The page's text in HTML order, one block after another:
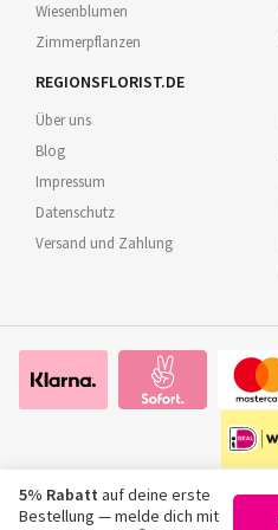
Wiesenblumen
Zimmerpflanzen
REGIONSFLORIST.DE
Über uns
Blog
Impressum
Datenschutz
Versand und Zahlung
5% Rabatt auf deine erste
Bestellung — melde dich mit